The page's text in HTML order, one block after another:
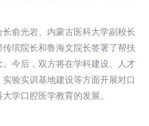
俞光岩、内蒙古医科大学副校长
瑸院长和鲁海文院长签署了帮扶
今后，双方将在学科建设、人才
验实训基地建设等方面开展对口
学口腔医学教育的发展。